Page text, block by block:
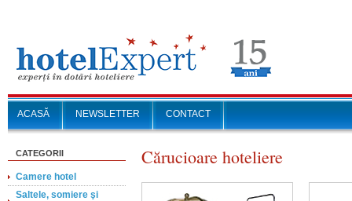
ACASĂ NEWSLETTER CONTACT
CATEGORII
Camere hotel
Saltele, somiere şi
Cărucioare hoteliere